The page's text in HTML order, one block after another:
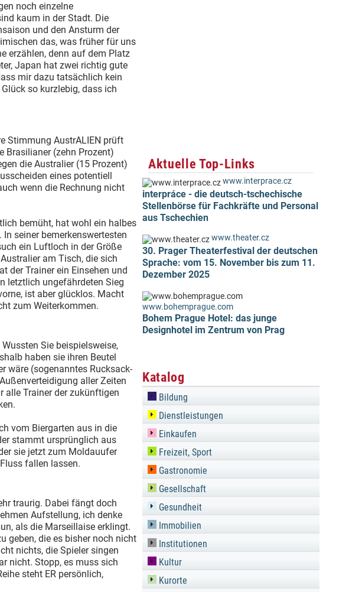
noch einzelne
kaum in der Stadt. Die
und den Ansturm der
das, was früher für uns
erzählen, denn auf dem Platz
Japan hat zwei richtig gute
mir dazu tatsächlich kein
so kurzlebig, dass ich
Stimmung AustrALIEN prüft
Brasilianer (zehn Prozent)
die Australier (15 Prozent)
eines potentiell
wenn die Rechnung nicht
bemüht, hat wohl ein halbes
seiner bemerkenswertesten
ein Luftloch in der Größe
am Tisch, die sich
der Trainer ein Einsehen und
letztlich ungefährdeten Sieg
ist aber glücklos. Macht
zum Weiterkommen.
Sie beispielsweise,
haben sie ihren Beutel
wäre (sogenanntes Rucksack-
aller Zeiten
alle Trainer der zukünftigen
vom Biergarten aus in die
stammt ursprünglich aus
sie jetzt zum Moldauufer
fallen lassen.
traurig. Dabei fängt doch
Aufstellung, ich denke
als die Marseillaise erklingt.
geben, die es bisher noch nicht
nichts, die Spieler singen
nicht. Stopp, es muss sich
steht ER persönlich,
Aktuelle Top-Links
www.interprace.cz
interpráce - die deutsch-tschechische
Stellenbörse für Fachkräfte und Personal
aus Tschechien
www.theater.cz
30. Prager Theaterfestival der deutschen
Sprache: vom 15. November bis zum 11.
Dezember 2025
www.bohemprague.com
Bohem Prague Hotel: das junge
Designhotel im Zentrum von Prag
Katalog
Bildung
Dienstleistungen
Einkaufen
Freizeit, Sport
Gastronomie
Gesellschaft
Gesundheit
Immobilien
Institutionen
Kultur
Kurorte